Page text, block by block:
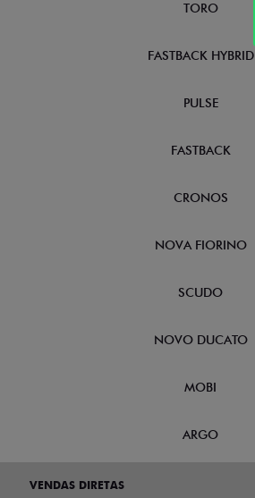
TORO
FASTBACK HYBRID
PULSE
FASTBACK
CRONOS
NOVA FIORINO
SCUDO
NOVO DUCATO
MOBI
ARGO
VENDAS DIRETAS